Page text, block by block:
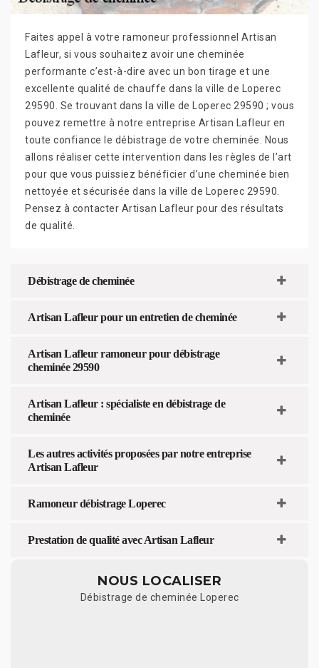
Faites appel à votre ramoneur professionnel Artisan
Lafleur, si vous souhaitez avoir une cheminée
performante c’est-à-dire avec un bon tirage et une
excellente qualité de chauffe dans la ville de Loperec
29590. Se trouvant dans la ville de Loperec 29590 ; vous
pouvez remettre à notre entreprise Artisan Lafleur en
toute confiance le débistrage de votre cheminée. Nous
allons réaliser cette intervention dans les règles de l’art
pour que vous puissiez bénéficier d’une cheminée bien
nettoyée et sécurisée dans la ville de Loperec 29590.
Pensez à contacter Artisan Lafleur pour des résultats
de qualité.
Débistrage de cheminée
Artisan Lafleur pour un entretien de cheminée
Artisan Lafleur ramoneur pour débistrage
cheminée 29590
Artisan Lafleur : spécialiste en débistrage de
cheminée
Les autres activités proposées par notre entreprise
Artisan Lafleur
Ramoneur débistrage Loperec
Prestation de qualité avec Artisan Lafleur
NOUS LOCALISER
Débistrage de cheminée Loperec